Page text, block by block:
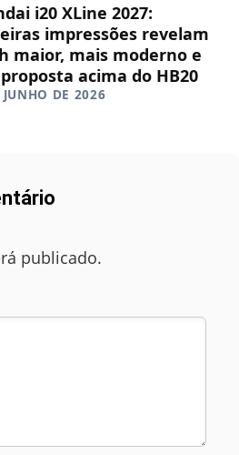
i20 XLine 2027:
impressões revelam
maior, mais moderno e
acima do HB20
DE 2026
publicado.